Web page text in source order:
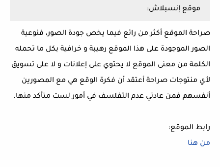
موقع إنسبلاش:
صراحة الموقع أكثر من رائع فيما يخص جودة الصور، فنوعية
الصور الموجودة على هذا الموقع رهيبة و خرافية بكل ما تحمله
الكلمة من معنى الموقع لا يحتوي على إعلانات و لا على تسويق
لأي منتوجات صراحة أعتقد أن فكرة الوقع هي مع المصورين
أنفسهم فمن عادتي عدم التفلسف في أمور لست متأكد منها.
رابط الموقع:
من هنا